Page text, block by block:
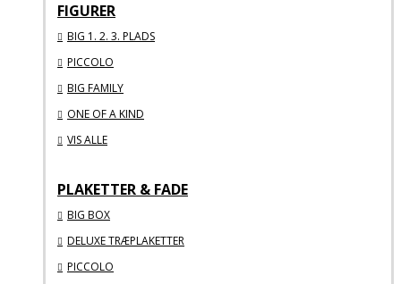
FIGURER
BIG 1. 2. 3. PLADS
PICCOLO
BIG FAMILY
ONE OF A KIND
VIS ALLE
PLAKETTER & FADE
BIG BOX
DELUXE TRÆPLAKETTER
PICCOLO